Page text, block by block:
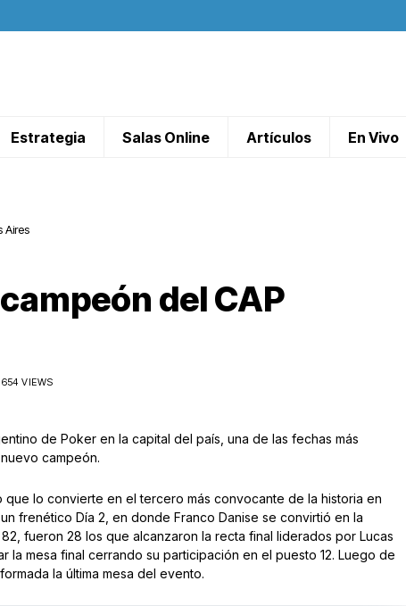
Estrategia Salas Online Artículos En Vivo
Aires
del CAP
654 VIEWS
de Poker en la capital del país, una de las fechas más
campeón.
que lo convierte en el tercero más convocante de la historia en
frenético Día 2, en donde Franco Danise se convirtió en la
fueron 28 los que alcanzaron la recta final liderados por Lucas
la mesa final cerrando su participación en el puesto 12. Luego de
la última mesa del evento.